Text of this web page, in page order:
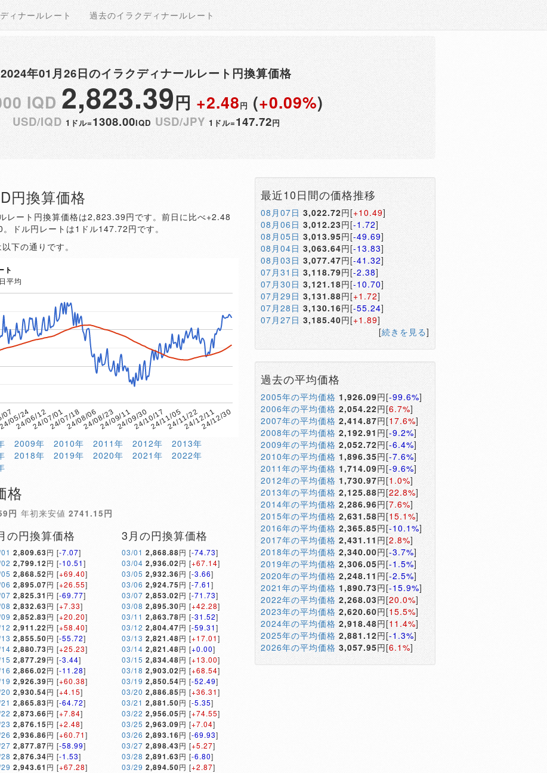
ィナールレート 過去のイラクディナールレート
2024年01月26日のイラクディナールレート円換算価格
IQD 2,823.39円+2.48円 (+0.09%)
USD/IQD 1ドル=1308.00IQD USD/JPY 1ドル=147.72円
円換算価格
レート円換算価格は2,823.39円です。前日に比べ+2.48
ドル円レートは1ドル147.72円です。
下の通りです。
ト
平均
0705/24
24/06/1224/07/0124/07/1824/08/0624/08/2324/09/1124/09/3024/10/1724/11/0524/11/2224/12/1124/12/30
2009年 2010年 2011年 2012年
2013年
2018年 2019年 2020年 2021年
2022年
格
円 年初来安値 2741.15円
の円換算価格
2,809.63円 [-7.07]
2,799.12円 [-10.51]
2,868.52円 [+69.40]
2,895.07円 [+26.55]
2,825.31 円 [-69.77]
2,832.63円 [+7.33]
2,852.83円 [+20.20]
2,911.22円 [+58.40]
2,855.50円 [-55.72]
2,880.73円 [+25.23]
2,877.29円 [-3.44]
2,866.02円 [-11.28]
2,926.39円 [+60.38]
2,930.54円 [+4.15]
2,865.83円 [-64.72]
2,873.66円 [+7.84]
2,876.15円 [+2.48]
2,936.86円 [+60.71]
2,877.87円 [-58.99]
2,876.34円 [-1.53]
2,943.61 円 [+67.28]
3月の円換算価格
03/01 2,868.88円 [-74.73]
03/04 2,936.02円 [+67.14]
03/05 2,932.36円 [-3.66]
03/06 2,924.75円 [-7.61]
03/07 2,853.02円 [-71.73]
03/08 2,895.30円 [+42.28]
03/11 2,863.78円 [-31.52]
03/12 2,804.47円 [-59.31]
03/13 2,821.48円 [+17.01]
03/14 2,821.48円 [+0.00]
03/15 2,834.48円 [+13.00]
03/18 2,903.02円 [+68.54]
03/19 2,850.54円 [-52.49]
03/20 2,886.85円 [+36.31]
03/21 2,881.50円 [-5.35]
03/22 2,956.05円 [+74.55]
03/25 2,963.09円 [+7.04]
03/26 2,893.16円 [-69.93]
03/27 2,898.43円 [+5.27]
03/28 2,891.63円 [-6.80]
03/29 2,894.50円 [+2.87]
最近10日間の価格推移
08月07日 3,022.72円[+10.49]
08月06日 3,012.23円[-1.72]
08月05日 3,013.95円[-49.69]
08月04日 3,063.64円[-13.83]
08月03日 3,077.47円[-41.32]
07月31日 3,118.79円[-2.38]
07月30日 3,121.18円[-10.70]
07月29日 3,131.88円[+1.72]
07月28日 3,130.16円[-55.24]
07月27日 3,185.40円[+1.89]
[続きを見る]
過去の平均価格
2005年の平均価格 1,926.09円[-99.6%]
2006年の平均価格 2,054.22円[6.7%]
2007年の平均価格 2,414.87円[17.6%]
2008年の平均価格 2,192.91 円[-9.2%]
2009年の平均価格 2,052.72円[-6.4%]
2010年の平均価格 1,896.35円[-7.6%]
2011年の平均価格 1,714.09円[-9.6%]
2012年の平均価格 1,730.97円[1.0%]
2013年の平均価格 2,125.88円[22.8%]
2014年の平均価格 2,286.96円[7.6%]
2015年の平均価格 2,631.58円[15.1%]
2016年の平均価格 2,365.85円[-10.1%]
2017年の平均価格 2,431.11 円[2.8%]
2018年の平均価格 2,340.00円[-3.7%]
2019年の平均価格 2,306.05円[-1.5%]
2020年の平均価格 2,248.11 円[-2.5%]
2021年の平均価格 1,890.73円[-15.9%]
2022年の平均価格 2,268.03円[20.0%]
2023年の平均価格 2,620.60円[15.5%]
2024年の平均価格 2,918.48円[11.4%]
2025年の平均価格 2,881.12円[-1.3%]
2026年の平均価格 3,057.95円[6.1%]